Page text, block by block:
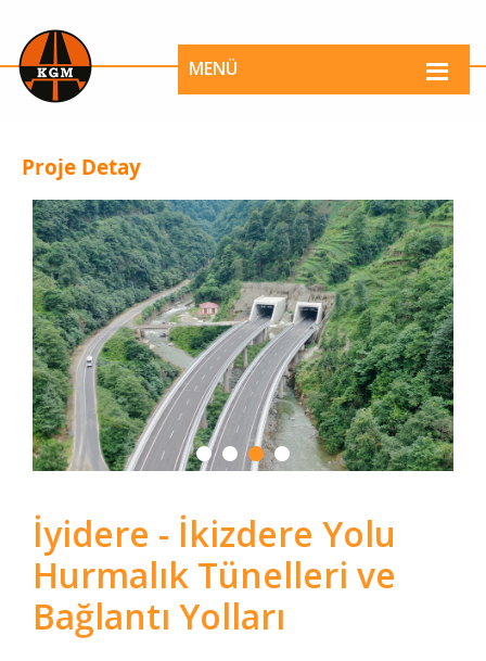
MENÜ
Proje Detay
İyidere - İkizdere Yolu
Hurmalık Tünelleri ve
Bağlantı Yolları